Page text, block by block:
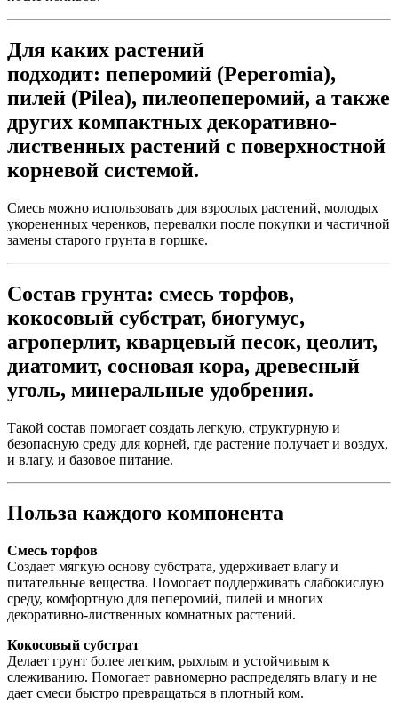
Для каких растений
подходит: пеперомий (Peperomia),
пилей (Pilea), пилеопеперомий, а также
других компактных декоративно-
лиственных растений с поверхностной
корневой системой.
Смесь можно использовать для взрослых растений, молодых
укорененных черенков, перевалки после покупки и частичной
замены старого грунта в горшке.
Состав грунта: смесь торфов,
кокосовый субстрат, биогумус,
агроперлит, кварцевый песок, цеолит,
диатомит, сосновая кора, древесный
уголь, минеральные удобрения.
Такой состав помогает создать легкую, структурную и
безопасную среду для корней, где растение получает и воздух,
и влагу, и базовое питание.
Польза каждого компонента
Смесь торфов
Создает мягкую основу субстрата, удерживает влагу и
питательные вещества. Помогает поддерживать слабокислую
среду, комфортную для пеперомий, пилей и многих
декоративно-лиственных комнатных растений.
Кокосовый субстрат
Делает грунт более легким, рыхлым и устойчивым к
слеживанию. Помогает равномерно распределять влагу и не
дает смеси быстро превращаться в плотный ком.